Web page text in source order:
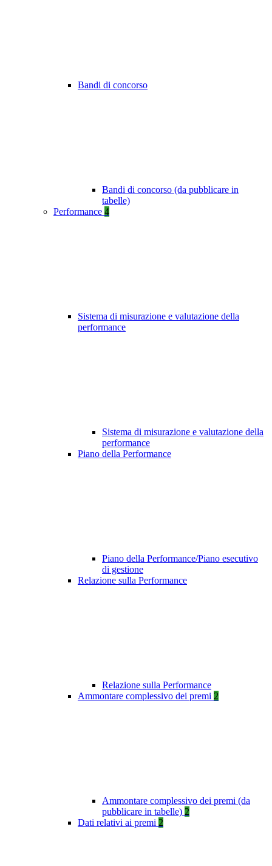
Bandi di concorso
Bandi di concorso (da pubblicare in
tabelle)
Performance 4
Sistema di misurazione e valutazione della
performance
Sistema di misurazione e valutazione della
performance
Piano della Performance
Piano della Performance/Piano esecutivo
di gestione
Relazione sulla Performance
Relazione sulla Performance
Ammontare complessivo dei premi 2
Ammontare complessivo dei premi (da
pubblicare in tabelle) 2
Dati relativi ai premi 2